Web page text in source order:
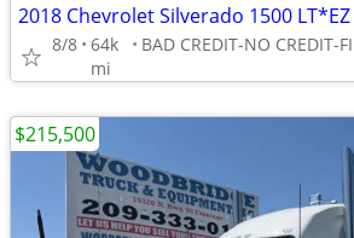
8/8 64k
mi
$215,500